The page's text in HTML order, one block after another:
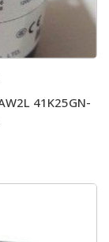
41K25GN-